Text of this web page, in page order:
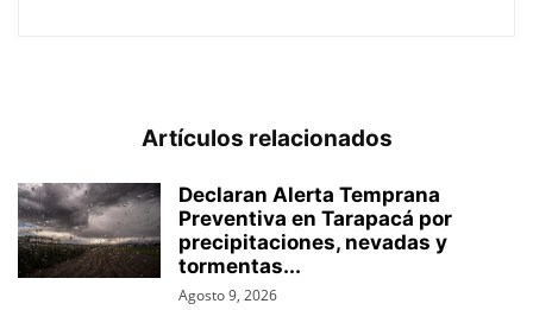
Artículos relacionados
Declaran Alerta Temprana
Preventiva en Tarapacá por
precipitaciones, nevadas y
tormentas...
Agosto 9, 2026